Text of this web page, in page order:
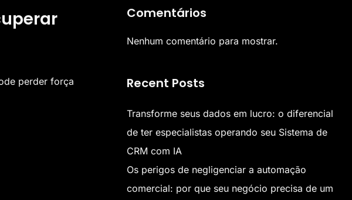
perder força
Comentários
Nenhum comentário para mostrar.
Recent Posts
Transforme seus dados em lucro: o diferencial
de ter especialistas operando seu Sistema de
CRM com IA
Os perigos de negligenciar a automação
comercial: por que seu negócio precisa de um